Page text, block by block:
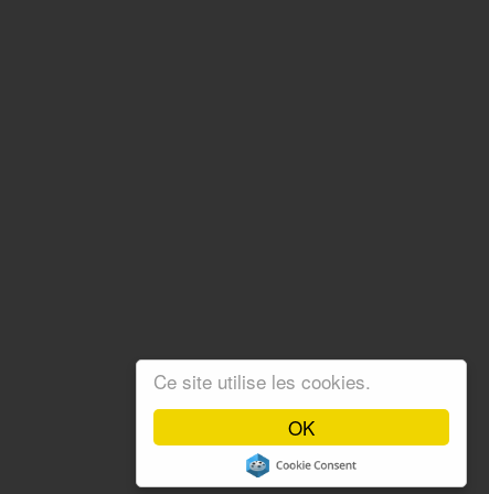
OK
Ce site utilise les cookies.